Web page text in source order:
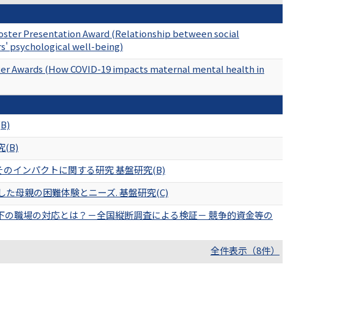
Presentation Award (Relationship between social
psychological well-being)
Awards (How COVID-19 impacts maternal mental health in
(B)
インパクトに関する研究 基盤研究(B)
母親の困難体験とニーズ. 基盤研究(C)
職場の対応とは？－全国縦断調査による検証－ 競争的資金等の
全件表示（8件）